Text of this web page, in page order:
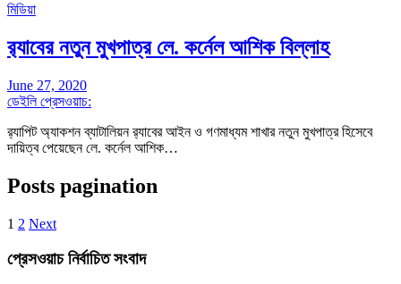
মিডিয়া
র‌্যাবের নতুন মুখপাত্র লে. কর্নেল আশিক বিল্লাহ
June 27, 2020
ডেইলি প্রেসওয়াচ:
র‍্যাপিট অ্যাকশন ব্যাটালিয়ন র‍্যাবের আইন ও গণমাধ্যম শাখার নতুন মুখপাত্র হিসেবে
দায়িত্ব পেয়েছেন লে. কর্নেল আশিক…
Posts pagination
1 2 Next
প্রেসওয়াচ নির্বাচিত সংবাদ